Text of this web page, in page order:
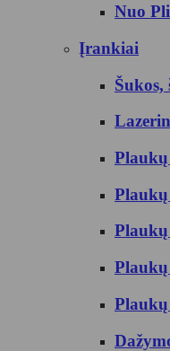
Nuo
Įrankiai
Šukos,
Plaukų